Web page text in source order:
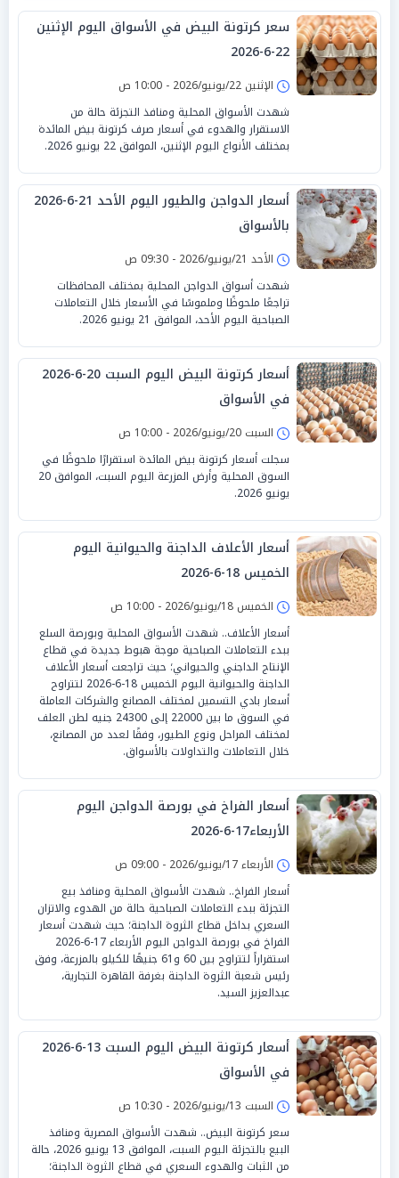
سعر كرتونة البيض في الأسواق اليوم الإثنين
22-6-2026
الإثنين 22/يونيو/2026 - 10:00 ص
شهدت الأسواق المحلية ومنافذ التجزئة حالة من
الاستقرار والهدوء في أسعار صرف كرتونة بيض المائدة
بمختلف الأنواع اليوم الإثنين، الموافق 22 يونيو 2026.
أسعار الدواجن والطيور اليوم الأحد 21-6-2026
بالأسواق
الأحد 21/يونيو/2026 - 09:30 ص
شهدت أسواق الدواجن المحلية بمختلف المحافظات
تراجعًا ملحوظًا وملموسًا في الأسعار خلال التعاملات
الصباحية اليوم الأحد، الموافق 21 يونيو 2026.
أسعار كرتونة البيض اليوم السبت 20-6-2026
في الأسواق
السبت 20/يونيو/2026 - 10:00 ص
سجلت أسعار كرتونة بيض المائدة استقرارًا ملحوظًا في
السوق المحلية وأرض المزرعة اليوم السبت، الموافق 20
يونيو 2026.
أسعار الأعلاف الداجنة والحيوانية اليوم
الخميس 18-6-2026
الخميس 18/يونيو/2026 - 10:00 ص
أسعار الأعلاف.. شهدت الأسواق المحلية وبورصة السلع
ببدء التعاملات الصباحية موجة هبوط جديدة في قطاع
الإنتاج الداجني والحيواني؛ حيث تراجعت أسعار الأعلاف
الداجنة والحيوانية اليوم الخميس 18-6-2026 لتتراوح
أسعار بادي التسمين لمختلف المصانع والشركات العاملة
في السوق ما بين 22000 إلى 24300 جنيه لطن العلف
لمختلف المراحل ونوع الطيور، وفقًا لعدد من المصانع،
خلال التعاملات والتداولات بالأسواق.
أسعار الفراخ في بورصة الدواجن اليوم
الأربعاء17-6-2026
الأربعاء 17/يونيو/2026 - 09:00 ص
أسعار الفراخ.. شهدت الأسواق المحلية ومنافذ بيع
التجزئة ببدء التعاملات الصباحية حالة من الهدوء والاتزان
السعري بداخل قطاع الثروة الداجنة؛ حيث شهدت أسعار
الفراخ في بورصة الدواجن اليوم الأربعاء 17-6-2026
استقراراً لتتراوح بين 60 و61 جنيهًا للكيلو بالمزرعة، وفق
رئيس شعبة الثروة الداجنة بغرفة القاهرة التجارية،
عبدالعزيز السيد.
أسعار كرتونة البيض اليوم السبت 13-6-2026
في الأسواق
السبت 13/يونيو/2026 - 10:30 ص
سعر كرتونة البيض.. شهدت الأسواق المصرية ومنافذ
البيع بالتجزئة اليوم السبت، الموافق 13 يونيو 2026، حالة
من الثبات والهدوء السعري في قطاع الثروة الداجنة؛